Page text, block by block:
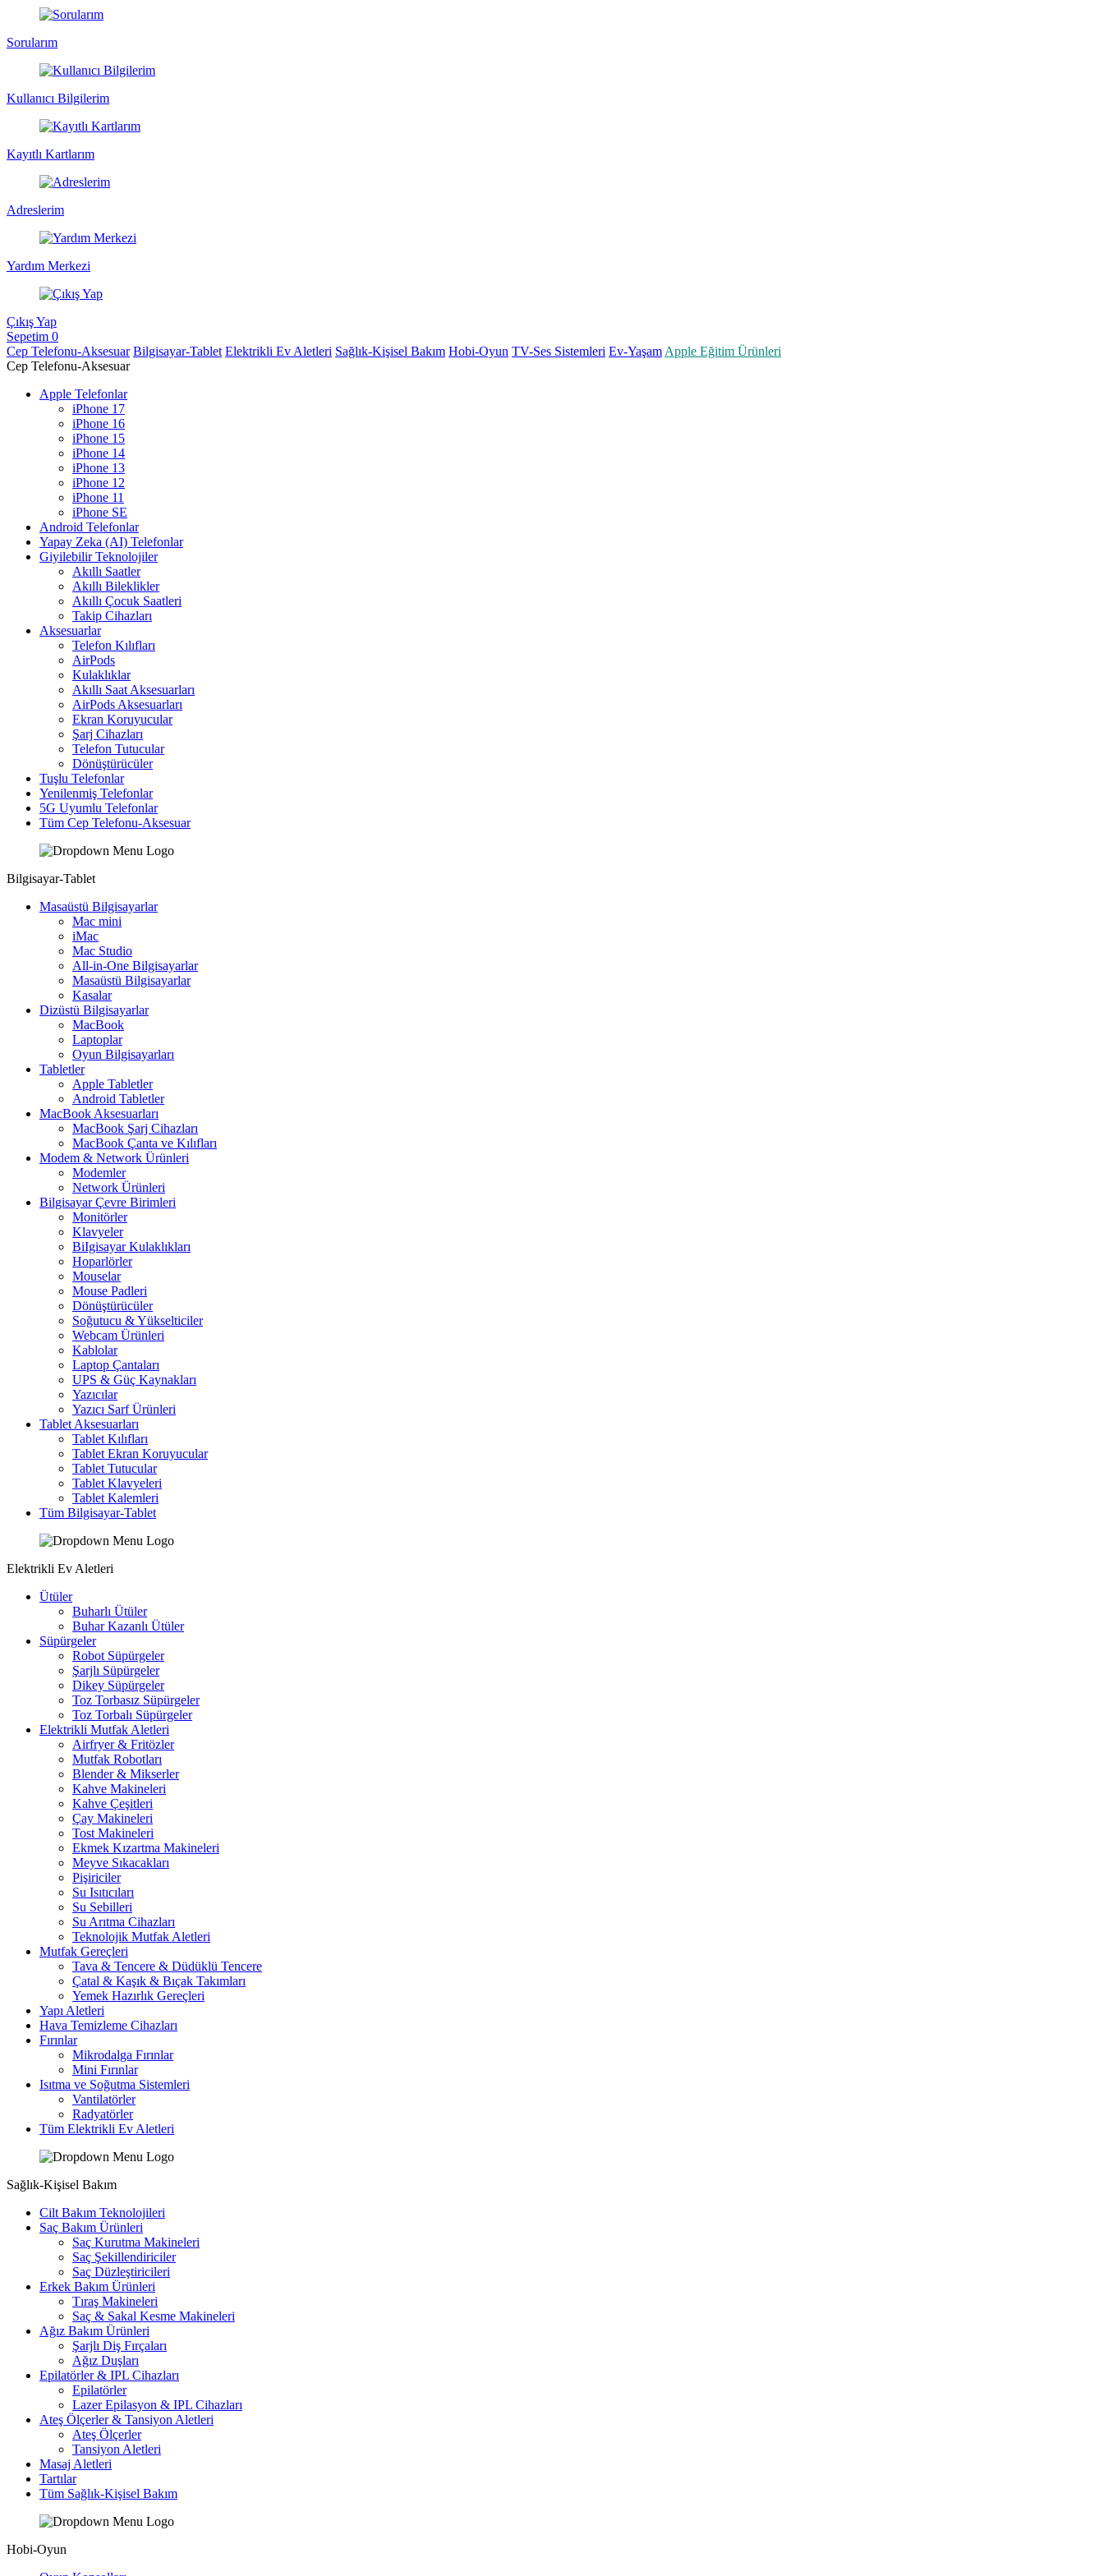
Sorularım
Kullanıcı Bilgilerim
Kayıtlı Kartlarım
Adreslerim
Yardım Merkezi
Çıkış Yap
Sepetim 0
Cep Telefonu-Aksesuar Bilgisayar-Tablet Elektrikli Ev Aletleri Sağlık-Kişisel Bakım Hobi-Oyun TV-Ses Sistemleri Ev-Yaşam Apple Eğitim Ürünleri
Cep Telefonu-Aksesuar
Apple Telefonlar
iPhone 17
iPhone 16
iPhone 15
iPhone 14
iPhone 13
iPhone 12
iPhone 11
iPhone SE
Android Telefonlar
Yapay Zeka (AI) Telefonlar
Giyilebilir Teknolojiler
Akıllı Saatler
Akıllı Bileklikler
Akıllı Çocuk Saatleri
Takip Cihazları
Aksesuarlar
Telefon Kılıfları
AirPods
Kulaklıklar
Akıllı Saat Aksesuarları
AirPods Aksesuarları
Ekran Koruyucular
Şarj Cihazları
Telefon Tutucular
Dönüştürücüler
Tuşlu Telefonlar
Yenilenmiş Telefonlar
5G Uyumlu Telefonlar
Tüm Cep Telefonu-Aksesuar
Bilgisayar-Tablet
Masaüstü Bilgisayarlar
Mac mini
iMac
Mac Studio
All-in-One Bilgisayarlar
Masaüstü Bilgisayarlar
Kasalar
Dizüstü Bilgisayarlar
MacBook
Laptoplar
Oyun Bilgisayarları
Tabletler
Apple Tabletler
Android Tabletler
MacBook Aksesuarları
MacBook Şarj Cihazları
MacBook Çanta ve Kılıfları
Modem & Network Ürünleri
Modemler
Network Ürünleri
Bilgisayar Çevre Birimleri
Monitörler
Klavyeler
BiIgisayar Kulaklıkları
Hoparlörler
Mouselar
Mouse Padleri
Dönüştürücüler
Soğutucu & Yükselticiler
Webcam Ürünleri
Kablolar
Laptop Çantaları
UPS & Güç Kaynakları
Yazıcılar
Yazıcı Sarf Ürünleri
Tablet Aksesuarları
Tablet Kılıfları
Tablet Ekran Koruyucular
Tablet Tutucular
Tablet Klavyeleri
Tablet Kalemleri
Tüm Bilgisayar-Tablet
Elektrikli Ev Aletleri
Ütüler
Buharlı Ütüler
Buhar Kazanlı Ütüler
Süpürgeler
Robot Süpürgeler
Şarjlı Süpürgeler
Dikey Süpürgeler
Toz Torbasız Süpürgeler
Toz Torbalı Süpürgeler
Elektrikli Mutfak Aletleri
Airfryer & Fritözler
Mutfak Robotları
Blender & Mikserler
Kahve Makineleri
Kahve Çeşitleri
Çay Makineleri
Tost Makineleri
Ekmek Kızartma Makineleri
Meyve Sıkacakları
Pişiriciler
Su Isıtıcıları
Su Sebilleri
Su Arıtma Cihazları
Teknolojik Mutfak Aletleri
Mutfak Gereçleri
Tava & Tencere & Düdüklü Tencere
Çatal & Kaşık & Bıçak Takımları
Yemek Hazırlık Gereçleri
Yapı Aletleri
Hava Temizleme Cihazları
Fırınlar
Mikrodalga Fırınlar
Mini Fırınlar
Isıtma ve Soğutma Sistemleri
Vantilatörler
Radyatörler
Tüm Elektrikli Ev Aletleri
Sağlık-Kişisel Bakım
Cilt Bakım Teknolojileri
Saç Bakım Ürünleri
Saç Kurutma Makineleri
Saç Şekillendiriciler
Saç Düzleştiricileri
Erkek Bakım Ürünleri
Tıraş Makineleri
Saç & Sakal Kesme Makineleri
Ağız Bakım Ürünleri
Şarjlı Diş Fırçaları
Ağız Duşları
Epilatörler & IPL Cihazları
Epilatörler
Lazer Epilasyon & IPL Cihazları
Ateş Ölçerler & Tansiyon Aletleri
Ateş Ölçerler
Tansiyon Aletleri
Masaj Aletleri
Tartılar
Tüm Sağlık-Kişisel Bakım
Hobi-Oyun